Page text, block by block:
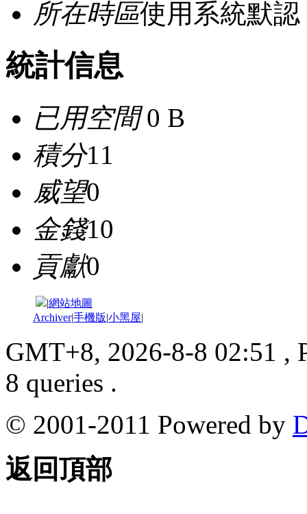
所在時區使用系統默認
統計信息
已用空間0 B
積分11
威望0
金錢10
貢獻0
|網站地圖
Archiver|手機版|小黑屋|
GMT+8, 2026-8-8 02:51 ,
8 queries .
© 2001-2011 Powered by
返回頂部